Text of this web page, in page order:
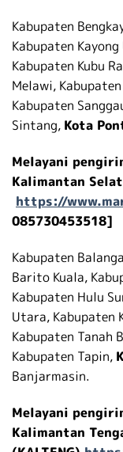
Kabupaten
Kabupaten
Kabupaten Kubu
Melawi,
Kabupaten
Sintang, Kota
Melayani
Kalimantan
https://
085730453518]
Kabupaten
Barito Kuala,
Kabupaten Hulu
Utara, Kabupaten
Kabupaten Tanah
Kabupaten Tapin,
Banjarmasin.
Melayani
Kalimantan